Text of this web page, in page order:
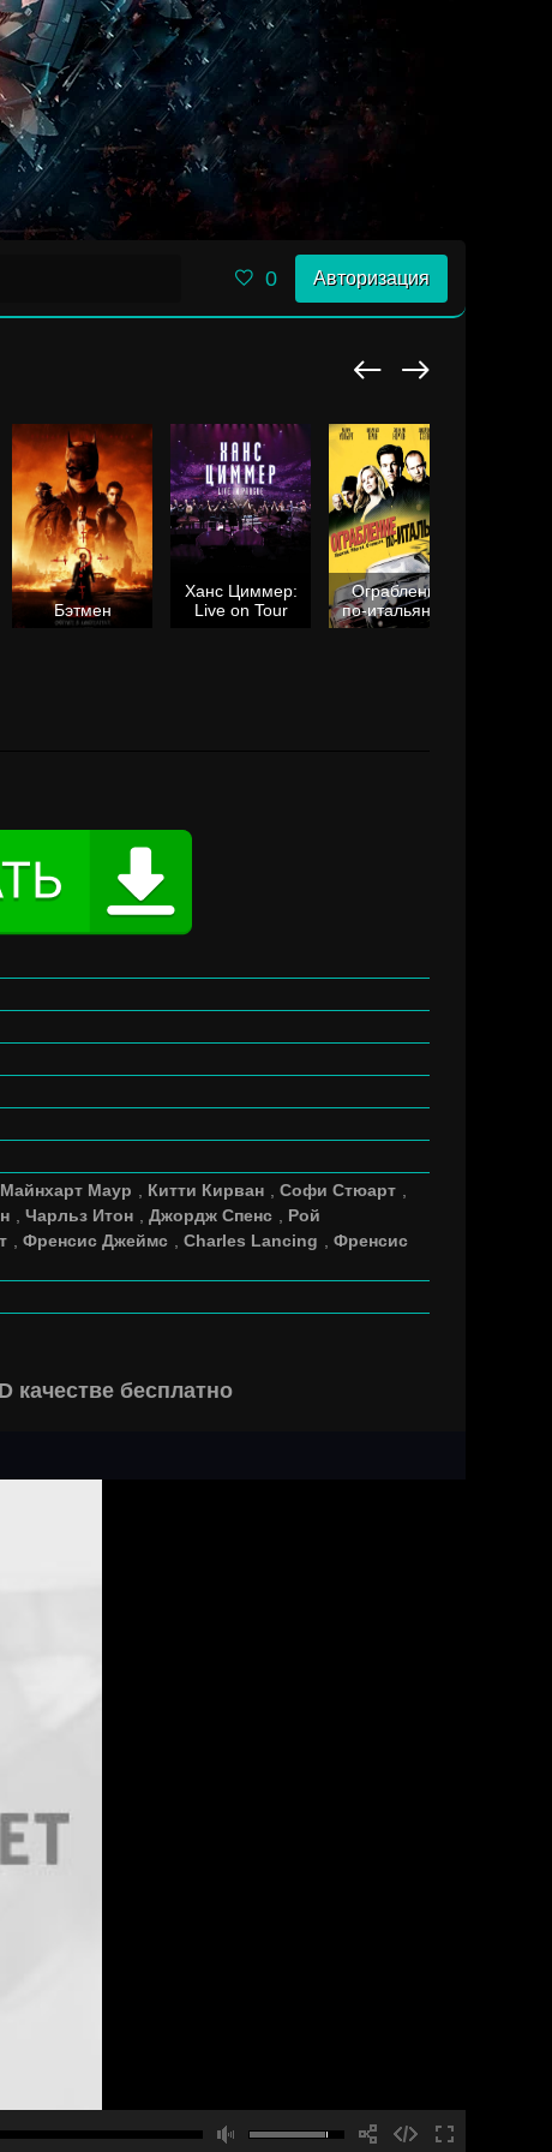
0 Авторизация
Бэтмен
Ханс Циммер:
Live on Tour
Ограбление
по-итальянски
Майнхарт Маур Китти Кирван Софи Стюарт
Чарльз Итон Джордж Спенс
Рой
Френсис Джеймс Charles Lancing
Френсис
качестве бесплатно